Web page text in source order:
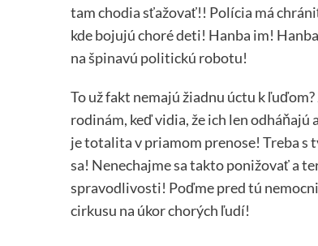
tam chodia sťažovať!! Polícia má
kde bojujú choré deti! Hanba im!
na špinavú politickú robotu!
To už fakt nemajú žiadnu úctu k
rodinám, keď vidia, že ich len
je totalita v priamom prenose! Treba
sa! Nenechajme sa takto ponižovať a
spravodlivosti! Poďme pred tú
cirkusu na úkor chorých ľudí!